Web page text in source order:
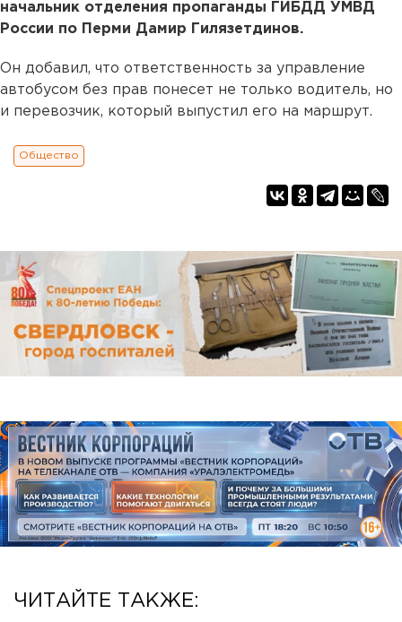
начальник отделения пропаганды ГИБДД УМВД
России по Перми Дамир Гилязетдинов.
Он добавил, что ответственность за управление
автобусом без прав понесет не только водитель, но
и перевозчик, который выпустил его на маршрут.
Общество
ЧИТАЙТЕ ТАКЖЕ: